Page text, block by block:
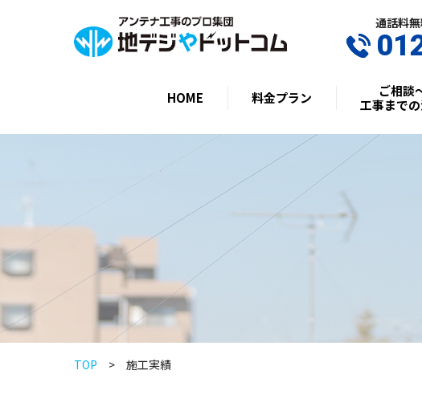
通話料
HOME 料金プラン
ご相談
工事まで
TOP 施工実績